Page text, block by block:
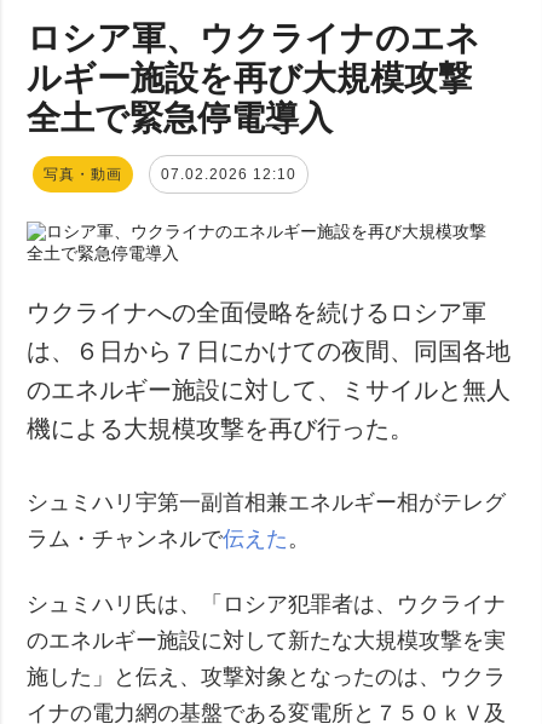
ロシア軍、ウクライナのエネ
ルギー施設を再び大規模攻撃
全土で緊急停電導入
写真・動画 07.02.2026 12:10
ウクライナへの全面侵略を続けるロシア軍
は、６日から７日にかけての夜間、同国各地
のエネルギー施設に対して、ミサイルと無人
機による大規模攻撃を再び行った。
シュミハリ宇第一副首相兼エネルギー相がテレグ
ラム・チャンネルで伝えた 。
シュミハリ氏は、「ロシア犯罪者は、ウクライナ
のエネルギー施設に対して新たな大規模攻撃を実
施した」と伝え、攻撃対象となったのは、ウクラ
イナの電力網の基盤である変電所と７５０ｋＶ及